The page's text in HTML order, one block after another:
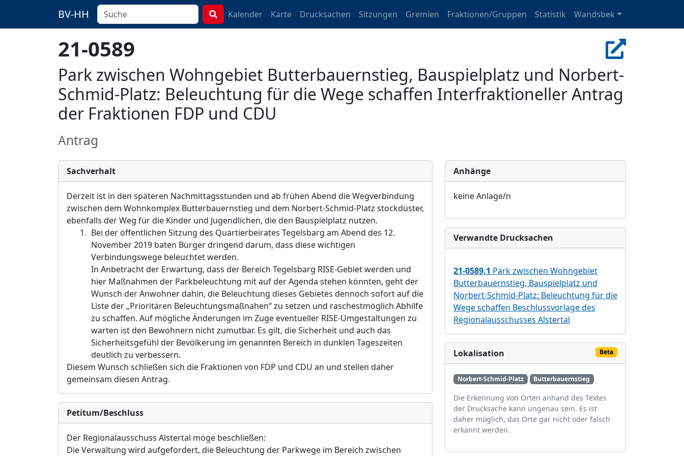
BV-HH Kalender Karte Drucksachen Sitzungen Gremien Fraktionen/Gruppen Statistik Wandsbek
21-0589
Park zwischen Wohngebiet Butterbauernstieg, Bauspielplatz und Norbert-
Schmid-Platz: Beleuchtung für die Wege schaffen Interfraktioneller Antrag
der Fraktionen FDP und CDU
Antrag
Sachverhalt
Derzeit ist in den späteren Nachmittagsstunden und ab frühen Abend die Wegverbindung
zwischen dem Wohnkomplex Butterbauernstieg und dem Norbert-Schmid-Platz stockdüster,
ebenfalls der Weg für die Kinder und Jugendlichen, die den Bauspielplatz nutzen.
Bei der öffentlichen Sitzung des Quartierbeirates Tegelsbarg am Abend des 12.
November 2019 baten Bürger dringend darum, dass diese wichtigen
Verbindungswege beleuchtet werden.
In Anbetracht der Erwartung, dass der Bereich Tegelsbarg RISE-Gebiet werden und
hier Maßnahmen der Parkbeleuchtung mit auf der Agenda stehen könnten, geht der
Wunsch der Anwohner dahin, die Beleuchtung dieses Gebietes dennoch sofort auf die
Liste der „Prioritären Beleuchtungsmaßnahen“ zu setzen und raschestmöglich Abhilfe
zu schaffen. Auf mögliche Änderungen im Zuge eventueller RISE-Umgestaltungen zu
warten ist den Bewohnern nicht zumutbar. Es gilt, die Sicherheit und auch das
Sicherheitsgefühl der Bevölkerung im genannten Bereich in dunklen Tageszeiten
deutlich zu verbessern.
Diesem Wunsch schließen sich die Fraktionen von FDP und CDU an und stellen daher
gemeinsam diesen Antrag.
Petitum/Beschluss
Der Regionalausschuss Alstertal möge beschließen:
Die Verwaltung wird aufgefordert, die Beleuchtung der Parkwege im Bereich zwischen
Anhänge
keine Anlage/n
Verwandte Drucksachen
21-0589.1 Park zwischen Wohngebiet
Butterbauernstieg, Bauspielplatz und
Norbert-Schmid-Platz: Beleuchtung für die
Wege schaffen Beschlussvorlage des
Regionalausschusses Alstertal
Lokalisation Beta
Norbert-Schmid-Platz Butterbauernstieg
Die Erkennung von Orten anhand des Textes
der Drucksache kann ungenau sein. Es ist
daher möglich, das Orte gar nicht oder falsch
erkannt werden.